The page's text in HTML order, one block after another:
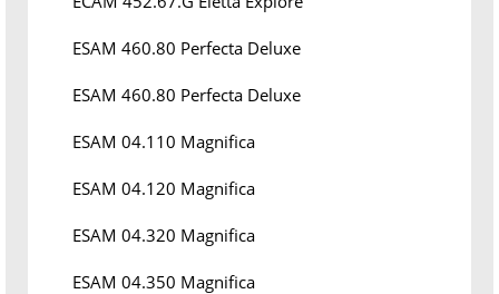
ESAM 460.80 Perfecta Deluxe
ESAM 460.80 Perfecta Deluxe
ESAM 04.110 Magnifica
ESAM 04.120 Magnifica
ESAM 04.320 Magnifica
ESAM 04.350 Magnifica